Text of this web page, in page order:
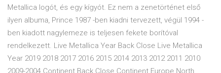
Metallica logót, és egy kígyót. Ez nem a zenetörténet első
ilyen albuma, Prince 1987 -ben kiadni tervezett, végül 1994 -
ben kiadott nagylemeze is teljesen fekete borítóval
rendelkezett. Live Metallica Year Back Close Live Metallica
Year 2019 2018 2017 2016 2015 2014 2013 2012 2011 2010